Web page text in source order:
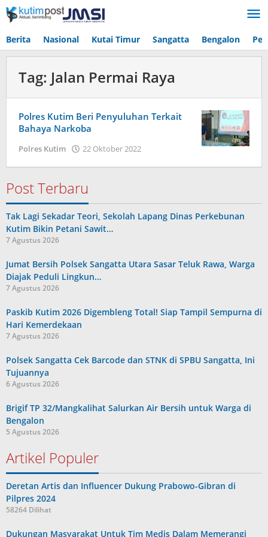
Lewati
ke
Berita Nasional Kutai Timur Sangatta Bengalon
Tag: Jalan Permai Raya
Polres Kutim Beri Penyuluhan Terkait
Bahaya Narkoba
Polres Kutim 22 Oktober 2022
Post Terbaru
Tak Lagi Sekadar Teori, Sekolah Lapang Dinas Perkebunan
Kutim Bikin Petani Sawit…
7 Agustus 2026
Jumat Bersih Polsek Sangatta Utara Sasar Teluk Rawa, Warga
Diajak Peduli Lingkun…
7 Agustus 2026
Paskib Kutim 2026 Digembleng Total! Siap Tampil Sempurna di
Hari Kemerdekaan
7 Agustus 2026
Polsek Sangatta Cek Barcode dan STNK di SPBU Sangatta, Ini
Tujuannya
6 Agustus 2026
Brigif TP 32/Mangkalihat Salurkan Air Bersih untuk Warga di
Bengalon
5 Agustus 2026
Artikel Populer
Deretan Artis dan Influencer Dukung Prabowo-Gibran di
Pilpres 2024
58264 Dilihat
Dukungan Masyarakat Untuk Tim Medis Dalam Memerangi